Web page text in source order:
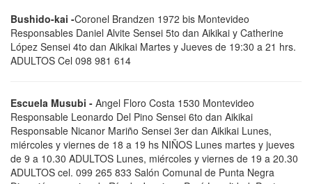
Bushido-kai -Coronel Brandzen 1972 bis Montevideo
Responsables Daniel Alvite Sensei 5to dan Aikikai y Catherine
López Sensei 4to dan Aikikai Martes y Jueves de 19:30 a 21 hrs.
ADULTOS Cel 098 981 614
Escuela Musubi - Angel Floro Costa 1530 Montevideo
Responsable Leonardo Del Pino Sensei 6to dan Aikikai
Responsable Nicanor Mariño Sensei 3er dan Aikikai Lunes,
miércoles y viernes de 18 a 19 hs NIÑOS Lunes martes y jueves
de 9 a 10.30 ADULTOS Lunes, miércoles y viernes de 19 a 20.30
ADULTOS cel. 099 265 833 Salón Comunal de Punta Negra